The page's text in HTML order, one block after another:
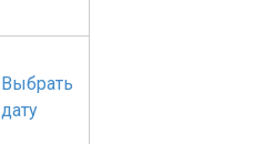
Выбрать
дату